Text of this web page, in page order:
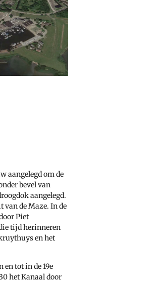
aangelegd om de
bevel van
aangelegd.
de Maze. In de
Piet
tijd herinneren
en het
tot in de 19e
het Kanaal door